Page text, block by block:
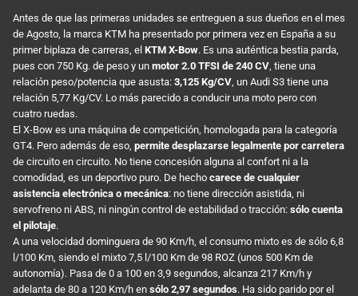
Antes de que las primeras unidades se entreguen a sus dueños en el mes
de Agosto, la marca KTM ha presentado por primera vez en España a su
primer biplaza de carreras, el KTM X-Bow. Es una auténtica bestia parda,
pues con 750 Kg. de peso y un motor 2.0 TFSI de 240 CV , tiene una
relación peso/potencia que asusta: 3,125 Kg/CV , un Audi S3 tiene una
relación 5,77 Kg/CV. Lo más parecido a conducir una moto pero con
cuatro ruedas.
El X-Bow es una máquina de competición, homologada para la categoría
GT4. Pero además de eso, permite desplazarse legalmente por carretera
de circuito en circuito. No tiene concesión alguna al confort ni a la
comodidad, es un deportivo puro. De hecho carece de cualquier
asistencia electrónica o mecánica: no tiene dirección asistida, ni
servofreno ni ABS, ni ningún control de estabilidad o tracción: sólo cuenta
el pilotaje.
A una velocidad dominguera de 90 Km/h, el consumo mixto es de sólo 6,8
l/100 Km, siendo el mixto 7,5 l/100 Km de 98 ROZ (unos 500 Km de
autonomía). Pasa de 0 a 100 en 3,9 segundos, alcanza 217 Km/h y
adelanta de 80 a 120 Km/h en sólo 2,97 segundos. Ha sido parido por el